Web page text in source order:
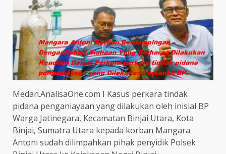
Medan.AnalisaOne.com I Kasus perkara tindak
pidana penganiayaan yang dilakukan oleh inisial BP
Warga Jatinegara, Kecamatan Binjai Utara, Kota
Binjai, Sumatra Utara kepada korban Mangara
Antoni sudah dilimpahkan pihak penyidik Polsek